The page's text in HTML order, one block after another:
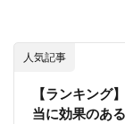
人気記事
【ランキング
当に効果のあ